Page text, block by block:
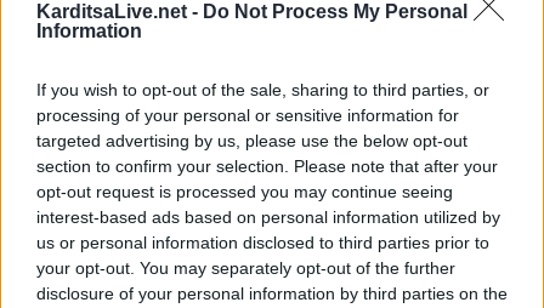
KarditsaLive.net - Do Not Process My Personal
Information
If you wish to opt-out of the sale, sharing to third parties, or
processing of your personal or sensitive information for
targeted advertising by us, please use the below opt-out
section to confirm your selection. Please note that after your
opt-out request is processed you may continue seeing
interest-based ads based on personal information utilized by
us or personal information disclosed to third parties prior to
your opt-out. You may separately opt-out of the further
disclosure of your personal information by third parties on the
Η Αποκατάσταση Α.Ε. αναζητά για εργασία Νοσηλευτές και Βοηθούς Νοσηλευτές